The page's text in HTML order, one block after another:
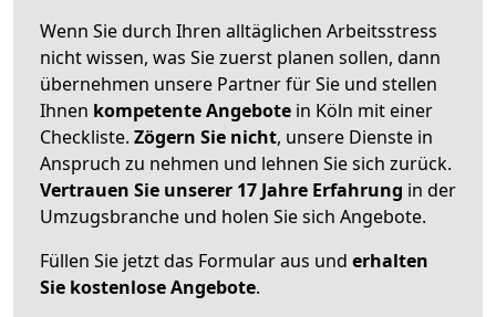
Wenn Sie durch Ihren alltäglichen Arbeitsstress
nicht wissen, was Sie zuerst planen sollen, dann
übernehmen unsere Partner für Sie und stellen
Ihnen kompetente Angebote in Köln mit einer
Checkliste. Zögern Sie nicht, unsere Dienste in
Anspruch zu nehmen und lehnen Sie sich zurück.
Vertrauen Sie unserer 17 Jahre Erfahrung in der
Umzugsbranche und holen Sie sich Angebote.
Füllen Sie jetzt das Formular aus und erhalten
Sie kostenlose Angebote.